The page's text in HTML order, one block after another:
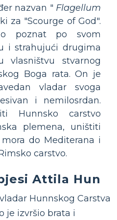
nazvan " Flagellum
za "Scourge of God".
poznat po svom
i strahujući drugima
stvarnog
Boga rata. On je
vladar svoga
i nemilosrdan.
Hunnsko carstvo
plemena, uništiti
do Mediterana i
carstvo.
Attila Hun
Hunnskog Carstva
je izvršio brata i